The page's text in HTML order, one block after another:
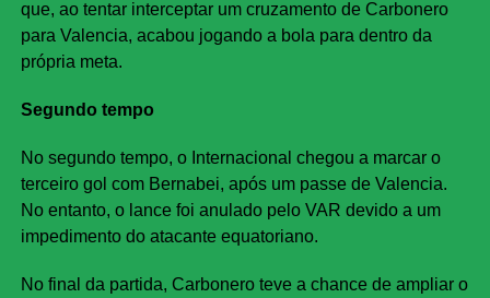
que, ao tentar interceptar um cruzamento de Carbonero
para Valencia, acabou jogando a bola para dentro da
própria meta.
Segundo tempo
No segundo tempo, o Internacional chegou a marcar o
terceiro gol com Bernabei, após um passe de Valencia.
No entanto, o lance foi anulado pelo VAR devido a um
impedimento do atacante equatoriano.
No final da partida, Carbonero teve a chance de ampliar o